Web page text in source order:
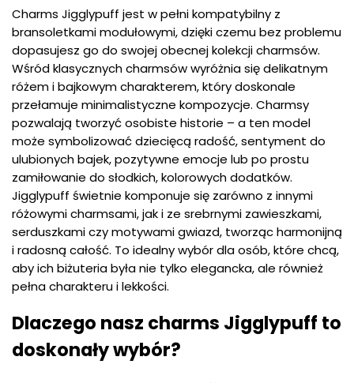
Charms Jigglypuff jest w pełni kompatybilny z
bransoletkami modułowymi, dzięki czemu bez problemu
dopasujesz go do swojej obecnej kolekcji charmsów.
Wśród klasycznych charmsów wyróżnia się delikatnym
różem i bajkowym charakterem, który doskonale
przełamuje minimalistyczne kompozycje. Charmsy
pozwalają tworzyć osobiste historie – a ten model
może symbolizować dziecięcą radość, sentyment do
ulubionych bajek, pozytywne emocje lub po prostu
zamiłowanie do słodkich, kolorowych dodatków.
Jigglypuff świetnie komponuje się zarówno z innymi
różowymi charmsami, jak i ze srebrnymi zawieszkami,
serduszkami czy motywami gwiazd, tworząc harmonijną
i radosną całość. To idealny wybór dla osób, które chcą,
aby ich biżuteria była nie tylko elegancka, ale również
pełna charakteru i lekkości.
Dlaczego nasz charms Jigglypuff to
doskonały wybór?